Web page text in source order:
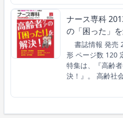
ナース専科
の「困った」を
書誌情報 発売
形 ページ数 120
特集は、『高齢
決！』。 高齢社